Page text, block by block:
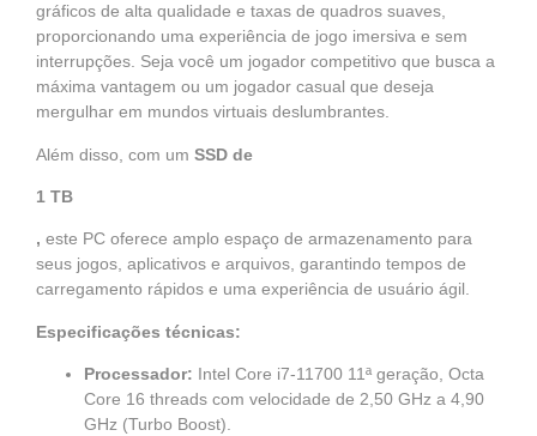
gráficos de alta qualidade e taxas de quadros suaves,
proporcionando uma experiência de jogo imersiva e sem
interrupções. Seja você um jogador competitivo que busca a
máxima vantagem ou um jogador casual que deseja
mergulhar em mundos virtuais deslumbrantes.
Além disso, com um SSD de
1 TB
, este PC oferece amplo espaço de armazenamento para
seus jogos, aplicativos e arquivos, garantindo tempos de
carregamento rápidos e uma experiência de usuário ágil.
Especificações técnicas:
Processador: Intel Core i7-11700 11ª geração, Octa
Core 16 threads com velocidade de 2,50 GHz a 4,90
GHz (Turbo Boost).